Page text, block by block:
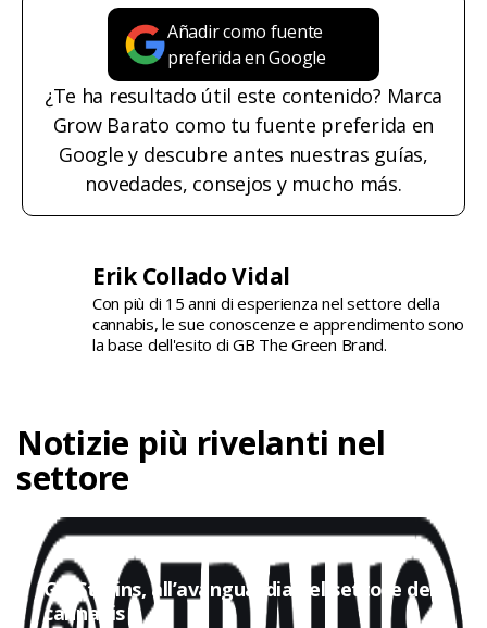
Añadir como fuente
preferida en Google
¿Te ha resultado útil este contenido? Marca
Grow Barato como tu fuente preferida en
Google y descubre antes nuestras guías,
novedades, consejos y mucho más.
Erik Collado Vidal
Con più di 15 anni di esperienza nel settore della
cannabis, le sue conoscenze e apprendimento sono
la base dell'esito di GB The Green Brand.
Notizie più rivelanti nel
settore
GB Strains, all’avanguardia nel settore della
cannabis